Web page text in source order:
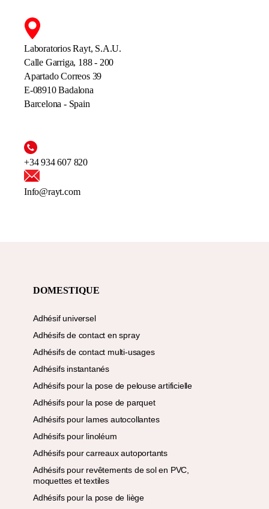
Laboratorios Rayt, S.A.U.
Calle Garriga, 188 - 200
Apartado Correos 39
E-08910 Badalona
Barcelona - Spain
+34 934 607 820
Info@rayt.com
DOMESTIQUE
Adhésif universel
Adhésifs de contact en spray
Adhésifs de contact multi-usages
Adhésifs instantanés
Adhésifs pour la pose de pelouse artificielle
Adhésifs pour la pose de parquet
Adhésifs pour lames autocollantes
Adhésifs pour linoléum
Adhésifs pour carreaux autoportants
Adhésifs pour revêtements de sol en PVC,
moquettes et textiles
Adhésifs pour la pose de liège